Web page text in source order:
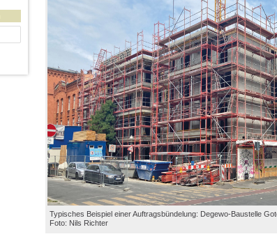
Typisches Beispiel einer Auftragsbündelung: Degewo-Baustelle
Foto: Nils Richter